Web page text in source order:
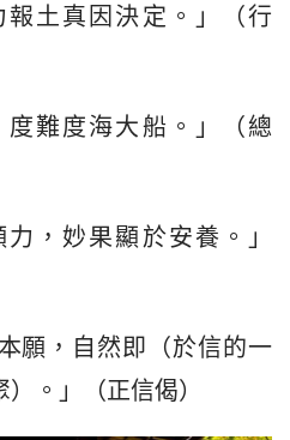
土真因決定。」（行
難度海大船。」（總
，妙果顯於安養。」
願，自然即（於信的一
。」（正信偈）